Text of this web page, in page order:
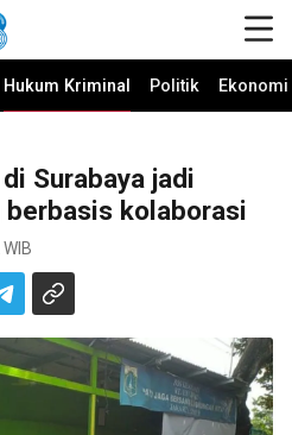
Hukum Kriminal Politik
Surabaya jadi
kolaborasi